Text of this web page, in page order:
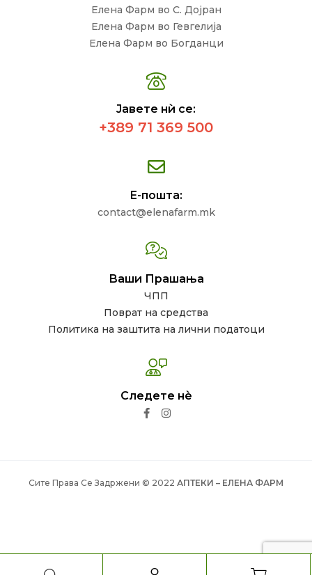
Елена Фарм во С. Дојран
Елена Фарм во Гевгелија
Елена Фарм во Богданци
Јавете нѝ се:
+389 71 369 500
Е-пошта:
contact@elenafarm.mk
Ваши Прашања
ЧПП
Поврат на средства
Политика на заштита на лични податоци
Следете нѐ
Сите Права Се Задржени © 2022 АПТЕКИ – ЕЛЕНА ФАРМ